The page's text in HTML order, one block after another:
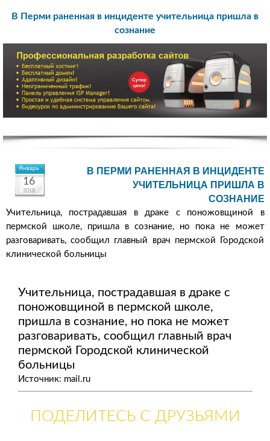
В Перми раненная в инциденте учительница пришла в
сознание
Январь
16
2018
В ПЕРМИ РАНЕННАЯ В ИНЦИДЕНТЕ
УЧИТЕЛЬНИЦА ПРИШЛА В
СОЗНАНИЕ
Учительница, пострадавшая в драке с поножовщиной в
пермской школе, пришла в сознание, но пока не может
разговаривать, сообщил главный врач пермской Городской
клинической больницы
Учительница, пострадавшая в драке с
поножовщиной в пермской школе,
пришла в сознание, но пока не может
разговаривать, сообщил главный врач
пермской Городской клинической
больницы
Источник: mail.ru
ПОДЕЛИТЕСЬ С ДРУЗЬЯМИ